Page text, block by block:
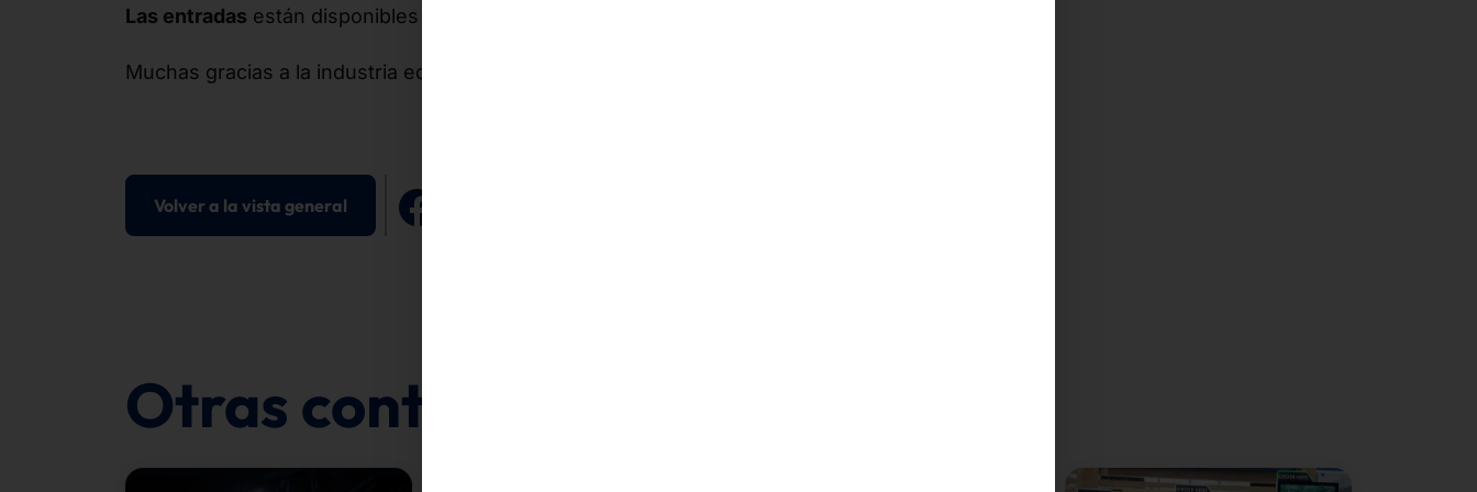
Las entradas están disponibles en esta
Muchas gracias a la industria editorial por el decorado profesional y a la moderadora Dana Neitzke.
Volver a la vista general
Otras contribuciones